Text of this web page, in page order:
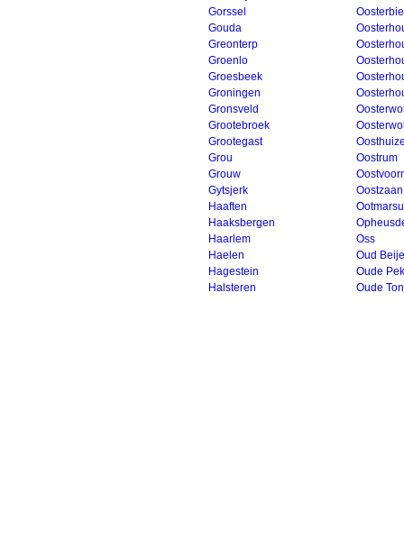
Gorssel
Gouda
Greonterp
Groenlo
Groesbeek
Groningen
Gronsveld
Grootebroek
Grootegast
Grou
Grouw
Gytsjerk
Haaften
Haaksbergen
Haarlem
Haelen
Hagestein
Halsteren
Oostrum
Oostzaan
Oss
Oud
Oude
Oude